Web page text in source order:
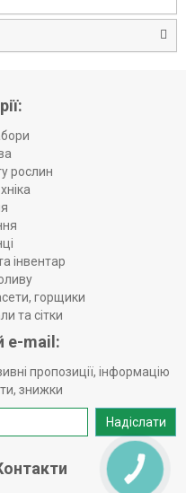
рослин
інвентар
горщики
та сітки
e-mail:
пропозиції, інформацію
знижки
Надіслати
КНОПКА
ЗВ'ЯЗКУ